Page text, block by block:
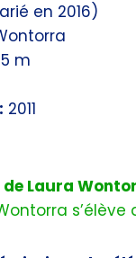
en 2016)
m
2011
Laura